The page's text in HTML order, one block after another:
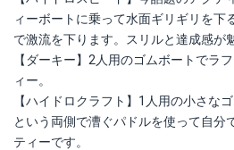
ィーボートに乗って水面ギリギリを下
で激流を下ります。スリルと達成感が
【ダーキー】2人用のゴムボートでラ
ィー。
【ハイドロクラフト】1人用の小さな
という両側で漕ぐパドルを使って自分
ティーです。